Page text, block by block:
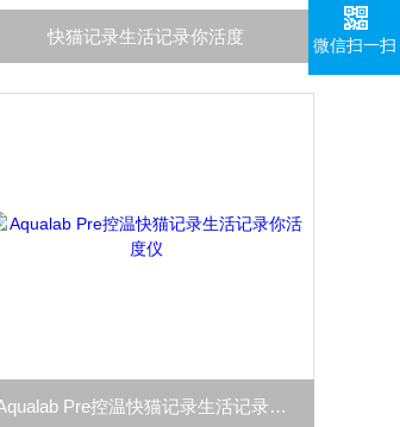
快猫记录生活记录你活度
Aqualab Pre控温快猫记录生活记录你活度仪
微信扫一扫